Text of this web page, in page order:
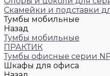
Скамейки и подставки
Тумбы мобильные
Назад
Тумбы мобильные
ПРАКТИК
Тумбы офисные серии
Шкафы для офиса